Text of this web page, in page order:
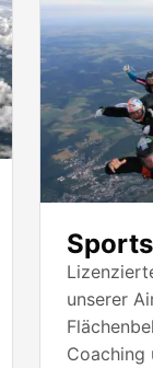
unserer
Coaching